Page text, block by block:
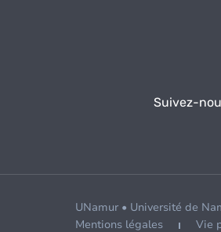
Suivez-
UNamur • Université de
Mentions légales
Vie